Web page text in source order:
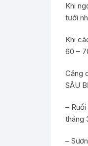
Khi
tưới
Khi
60 –
Căng
SÂU
–
tháng
–